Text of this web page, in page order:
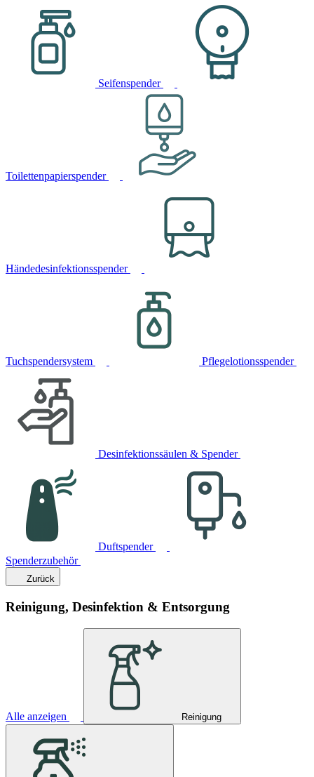
Seifenspender
Toilettenpapierspender
Händedesinfektionsspender
Tuchspendersystem Pflegelotionsspender
Desinfektionssäulen & Spender
Duftspender
Spenderzubehör
Zurück
Reinigung, Desinfektion & Entsorgung
Alle anzeigen Reinigung